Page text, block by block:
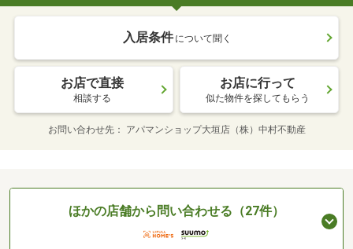
入居条件 について聞く
お店で直接
相談する
お店に行って
似た物件を探してもらう
お問い合わせ先 アパマンショップ大垣店（株）中村不動産
ほかの店舗から問い合わせる（27件）